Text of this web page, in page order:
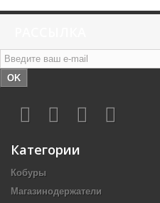
OK
Категории
Кобуры
Магазинодержатели